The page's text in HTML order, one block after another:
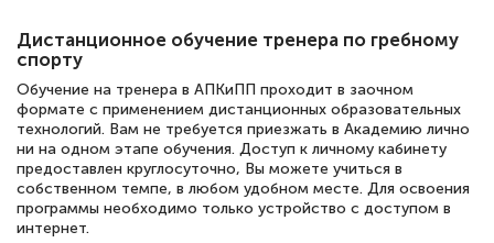
Евгения Коротких
Знаток города 2 уровня
12 марта 2026
Спасибо большое Академии! Грамотное,
вежливое сопровождение! Всё чётко и
понятно! Проходила повышение
квалификации. Ещё раз - СПАСИБО!
Дистанционное обучение тренера по гребному
спорту
Обучение на тренера в АПКиПП проходит в заочном
формате с применением дистанционных образовательных
технологий. Вам не требуется приезжать в Академию лично
ни на одном этапе обучения. Доступ к личному кабинету
предоставлен круглосуточно, Вы можете учиться в
собственном темпе, в любом удобном месте. Для освоения
программы необходимо только устройство с доступом в
интернет.